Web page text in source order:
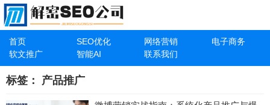
首页 SEO优化 网络营销
电子商务
软文推广
智能AI 联系我们
标签： 产品推广